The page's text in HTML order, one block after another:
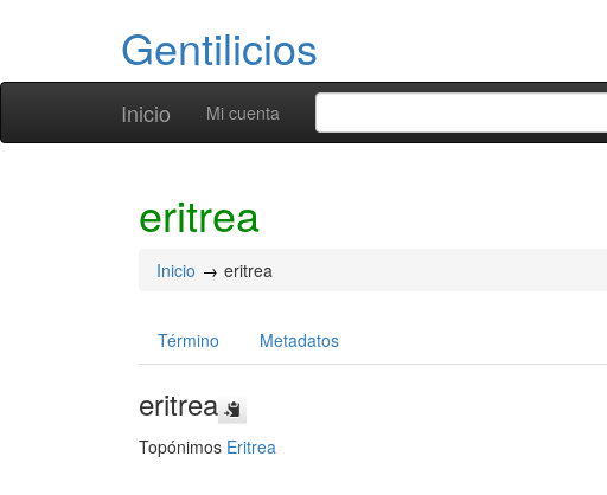
Gentilicios
Inicio Mi cuenta
eritrea
Inicio eritrea
Término Metadatos
eritrea
Topónimos Eritrea